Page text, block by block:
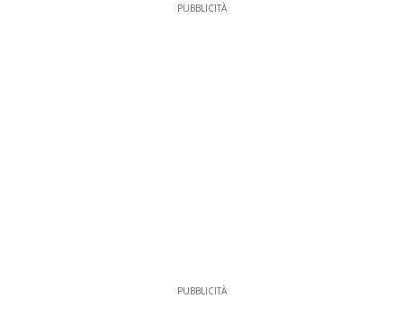
PUBBLICITÀ
PUBBLICITÀ